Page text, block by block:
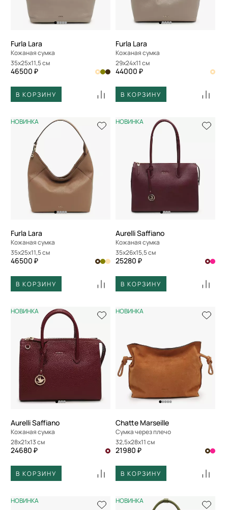
Furla Lara
Кожаная сумка
35x25x11,5 см
46500 ₽
В КОРЗИНУ
Furla Lara
Кожаная сумка
29x24x11 см
44000 ₽
В КОРЗИНУ
НОВИНКА
Furla Lara
Кожаная сумка
35x25x11,5 см
46500 ₽
В КОРЗИНУ
НОВИНКА
Aurelli Saffiano
Кожаная сумка
35x26x15,5 см
25280 ₽
В КОРЗИНУ
НОВИНКА
Aurelli Saffiano
Кожаная сумка
28x21x13 см
24680 ₽
В КОРЗИНУ
НОВИНКА
Chatte Marseille
Сумка через плечо
32,5x28x11 см
21980 ₽
В КОРЗИНУ
НОВИНКА НОВИНКА